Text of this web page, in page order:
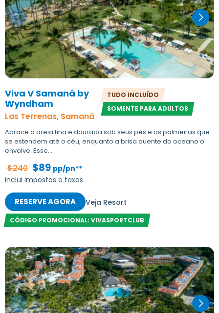
Viva V Samaná by
Wyndham
Las Terrenas, Samaná
TUDO INCLUÍDO
SOMENTE PARA ADULTOS
Abrace a areia fina e dourada sob seus pés e as palmeiras que
se estendem até o céu, enquanto a brisa quente do oceano o
envolve. Esse...
$240 $89 pp/pn**
inclui impostos e taxas
RESERVE AGORA Veja Resort
CÓDIGO PROMOCIONAL: VIVASPORTCLUB